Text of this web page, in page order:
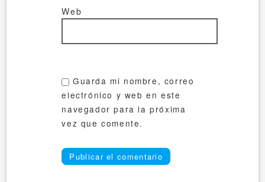
Web
Guarda mi nombre, correo
electrónico y web en este
navegador para la próxima
vez que comente.